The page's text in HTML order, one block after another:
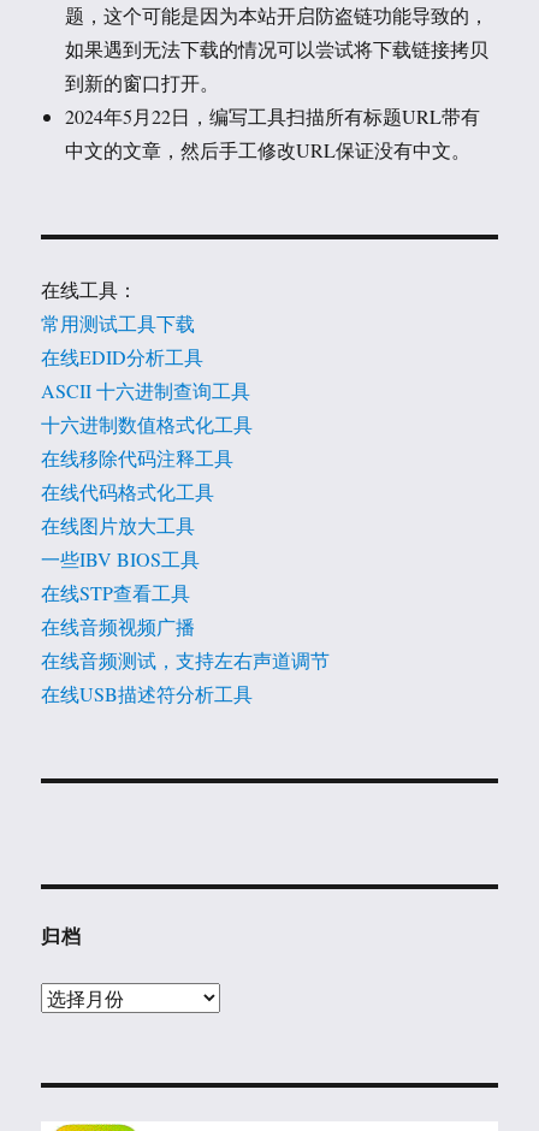
题，这个可能是因为本站开启防盗链功能导致的，
如果遇到无法下载的情况可以尝试将下载链接拷贝
到新的窗口打开。
2024年5月22日，编写工具扫描所有标题URL带有
中文的文章，然后手工修改URL保证没有中文。
在线工具：
常用测试工具下载
在线EDID分析工具
ASCII 十六进制查询工具
十六进制数值格式化工具
在线移除代码注释工具
在线代码格式化工具
在线图片放大工具
一些IBV BIOS工具
在线STP查看工具
在线音频视频广播
在线音频测试，支持左右声道调节
在线USB描述符分析工具
归档
归